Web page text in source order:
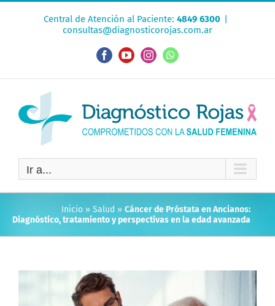
Central de Atención al Paciente: 4849 6300 |
consultas@diagnosticorojas.com.ar
FacebookYouTubeInstagramWhatsApp
Ir a...
Inicio » Salud » Cáncer de Próstata en Ancianos:
Diagnóstico, tratamiento y perspectivas en la edad avanzada